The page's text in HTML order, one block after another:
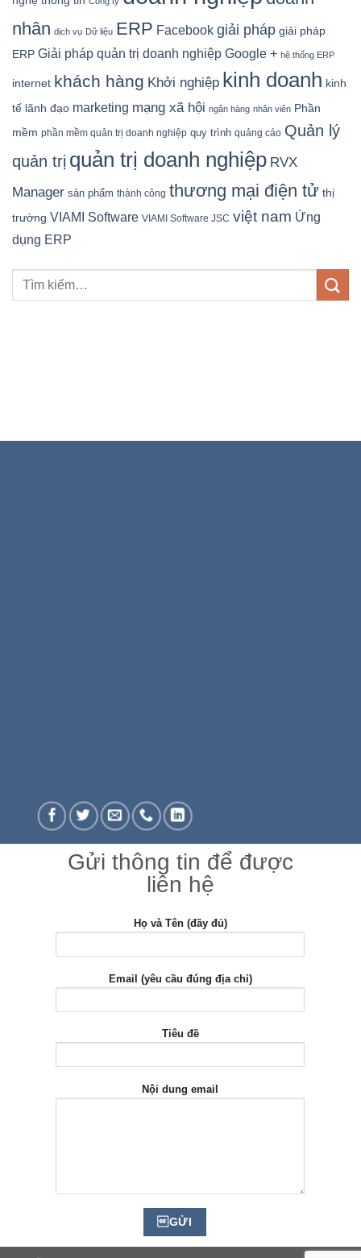
nhân dịch vụ Dữ liệu ERP Facebook giải pháp giải pháp
ERP Giải pháp quản trị doanh nghiệp Google + hệ thống ERP
internet khách hàng Khởi nghiệp kinh doanh kinh
tế lãnh đạo marketing mạng xã hội ngân hàng nhân viên Phần
mềm phần mềm quản trị doanh nghiệp quy trình quảng cáo Quản lý
quản trị quản trị doanh nghiệp RVX
Manager sản phẩm thành công thương mại điện tử thị
trường VIAMI Software VIAMI Software JSC việt nam Ứng
dụng ERP
Gửi thông tin để được
liên hệ
Họ và Tên (đầy đủ)
Email (yêu cầu đúng địa chỉ)
Tiêu đề
Nội dung email